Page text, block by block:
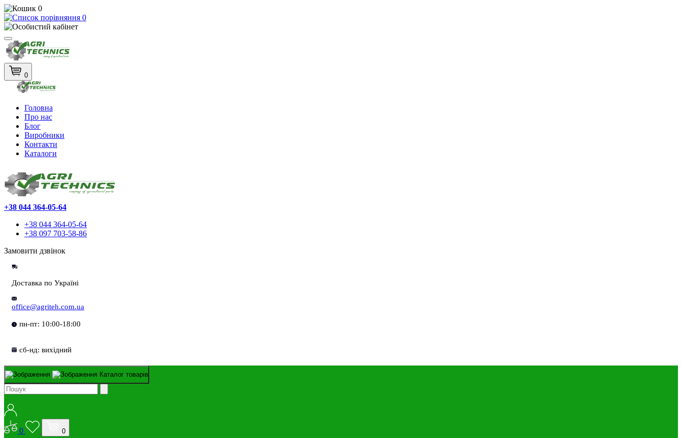
0
0
0
Головна
Про нас
Блог
Виробники
Контакти
Каталоги
+38 044 364-05-64
+38 044 364-05-64
+38 097 703-58-86
Замовити дзвінок
Доставка по Україні
office@agriteh.com.ua
пн-пт: 10:00-18:00
сб-нд: вихідний
Каталог товарів
0 0